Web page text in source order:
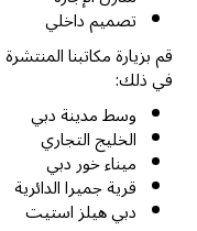
تصميم داخلي
قم بزيارة مكاتبنا
في ذلك:
وسط مدينة دبي
الخليج التجاري
ميناء خور دبي
قرية جميرا الدائرية
دبي هيلز استيت